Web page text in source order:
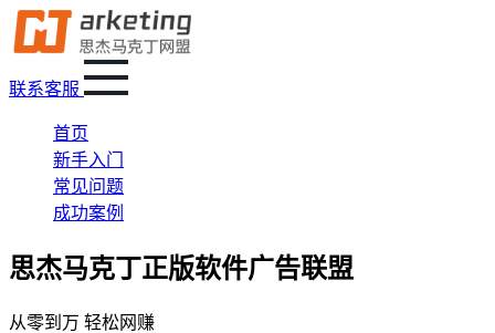
联系客服
首页
新手入门
常见问题
成功案例
思杰马克丁正版软件广告联盟
从零到万 轻松网赚